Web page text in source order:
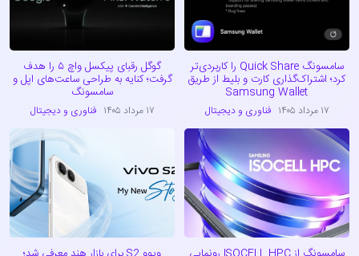
سامسونگ Quick Share را کاربردی‌تر
کرد؛ اشتراک‌گذاری کارت و بلیط از طریق
Samsung Wallet
۱۷ مرداد ۱۴۰۵ فناوری و دیجیتال
گوگل رقبای پیکسل واچ ۵ را هدف
گرفت؛ کنایه به طراحی ساعت‌های اپل و
سامسونگ
۱۷ مرداد ۱۴۰۵ فناوری و دیجیتال